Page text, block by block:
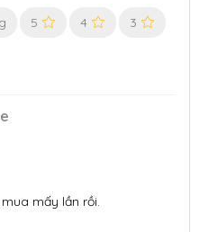
5 4 3
mấy lần rồi.